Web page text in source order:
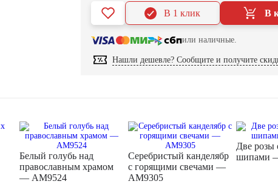
В
В 1 клик
или наличные.
Нашли дешевле? Сообщите и получите
Белый голубь над
православным храмом
— AM9524
Серебристый канделябр
с горящими свечами —
AM9305
Две розы
шипами